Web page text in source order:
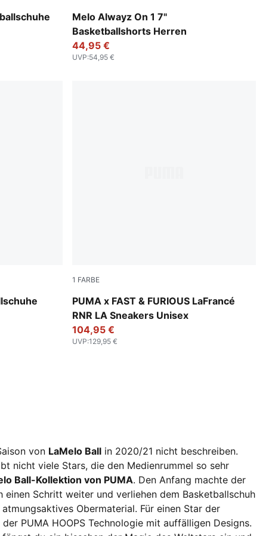
Melo Alwayz On 1 7"
Basketballshorts Herren
Electric Peppermint-AOP
44,95 €
UVP:54,95 €
1 FARBE
PUMA x FAST & FURIOUS LaFrancé
RNR LA Sneakers Unisex
PUMA Black-Bright Mango Yellow
104,95 €
UVP:129,95 €
von LaMelo Ball in 2020/21 nicht beschreiben.
nicht viele Stars, die den Medienrummel so sehr
Ball-Kollektion von PUMA. Den Anfang machte der
einen Schritt weiter und verliehen dem Basketballschuh
Obermaterial. Für einen Star der
PUMA HOOPS Technologie mit auffälligen Designs.